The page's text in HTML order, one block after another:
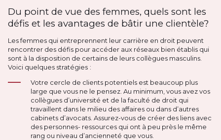
Du point de vue des femmes, quels sont les
défis et les avantages de bâtir une clientèle?
Les femmes qui entreprennent leur carrière en droit peuvent
rencontrer des défis pour accéder aux réseaux bien établis qui
sont à la disposition de certains de leurs collègues masculins.
Voici quelques stratégies :
Votre cercle de clients potentiels est beaucoup plus
large que vous ne le pensez. Au minimum, vous avez vos
collègues d’université et de la faculté de droit qui
travaillent dans le milieu des affaires ou dans d’autres
cabinets d’avocats. Assurez-vous de créer des liens avec
des personnes- ressources qui ont à peu près le même
rang ou niveau d’ancienneté que vous.